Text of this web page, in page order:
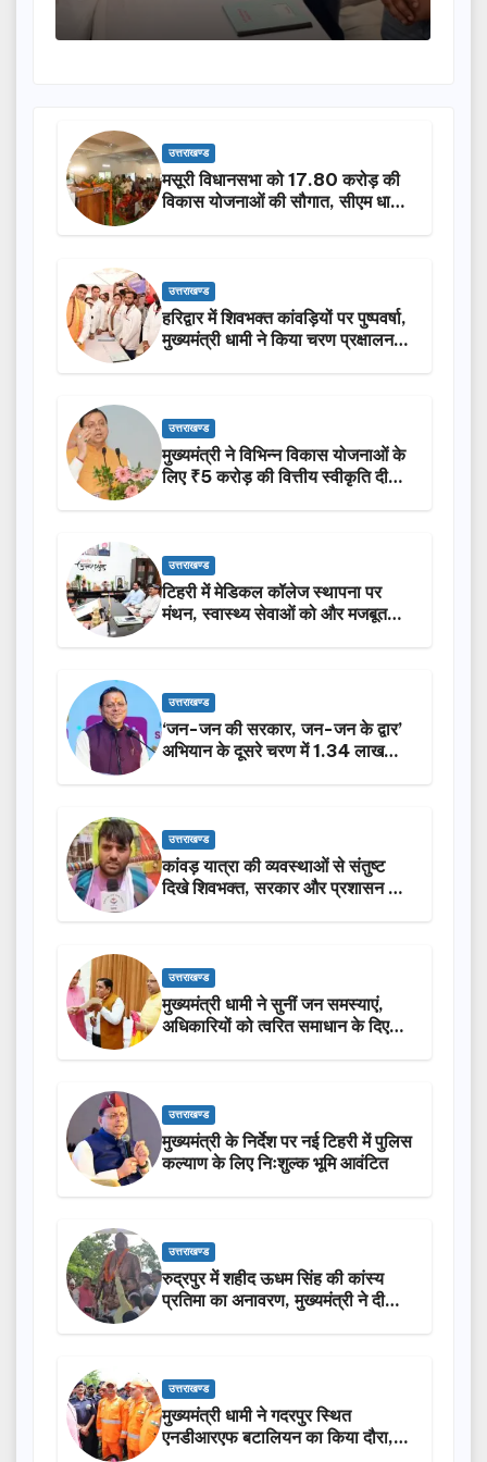
उत्तराखण्ड
मसूरी विधानसभा को 17.80 करोड़ की
विकास योजनाओं की सौगात, सीएम धामी
उत्तराखण्ड
हरिद्वार में शिवभक्त कांवड़ियों पर पुष्पवर्षा,
मुख्यमंत्री धामी ने किया चरण प्रक्षालन…
उत्तराखण्ड
मुख्यमंत्री ने विभिन्न विकास योजनाओं के
लिए ₹5 करोड़ की वित्तीय स्वीकृति दी…
उत्तराखण्ड
टिहरी में मेडिकल कॉलेज स्थापना पर
मंथन, स्वास्थ्य सेवाओं को और मजबूत
उत्तराखण्ड
‘जन-जन की सरकार, जन-जन के द्वार’
अभियान के दूसरे चरण में 1.34 लाख
उत्तराखण्ड
कांवड़ यात्रा की व्यवस्थाओं से संतुष्ट
दिखे शिवभक्त, सरकार और प्रशासन की
उत्तराखण्ड
मुख्यमंत्री धामी ने सुनीं जन समस्याएं,
अधिकारियों को त्वरित समाधान के दिए
उत्तराखण्ड
मुख्यमंत्री के निर्देश पर नई टिहरी में पुलिस
कल्याण के लिए निःशुल्क भूमि आवंटित
उत्तराखण्ड
रुद्रपुर में शहीद ऊधम सिंह की कांस्य
प्रतिमा का अनावरण, मुख्यमंत्री ने दी
उत्तराखण्ड
मुख्यमंत्री धामी ने गदरपुर स्थित
एनडीआरएफ बटालियन का किया दौरा,